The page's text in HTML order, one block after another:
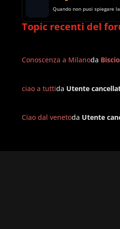
Quando non puoi spiegare
Topic recenti del
Conoscenza a Milanoda
ciao a tuttida Utente
Ciao dal venetoda Utente